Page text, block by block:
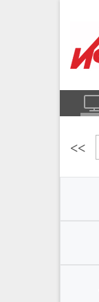
<<